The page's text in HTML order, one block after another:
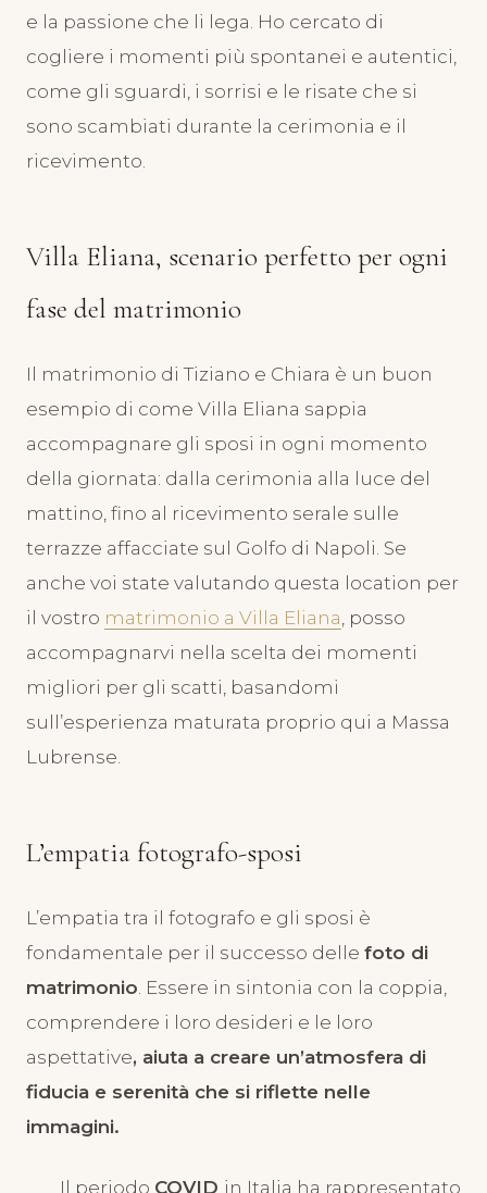
e la passione che li lega. Ho cercato di
cogliere i momenti più spontanei e autentici,
come gli sguardi, i sorrisi e le risate che si
sono scambiati durante la cerimonia e il
ricevimento.
Villa Eliana, scenario perfetto per ogni
fase del matrimonio
Il matrimonio di Tiziano e Chiara è un buon
esempio di come Villa Eliana sappia
accompagnare gli sposi in ogni momento
della giornata: dalla cerimonia alla luce del
mattino, fino al ricevimento serale sulle
terrazze affacciate sul Golfo di Napoli. Se
anche voi state valutando questa location per
il vostro matrimonio a Villa Eliana, posso
accompagnarvi nella scelta dei momenti
migliori per gli scatti, basandomi
sull’esperienza maturata proprio qui a Massa
Lubrense.
L’empatia fotografo-sposi
L’empatia tra il fotografo e gli sposi è
fondamentale per il successo delle foto di
matrimonio. Essere in sintonia con la coppia,
comprendere i loro desideri e le loro
aspettative, aiuta a creare un’atmosfera di
fiducia e serenità che si riflette nelle
immagini.
Il periodo COVID in Italia ha rappresentato